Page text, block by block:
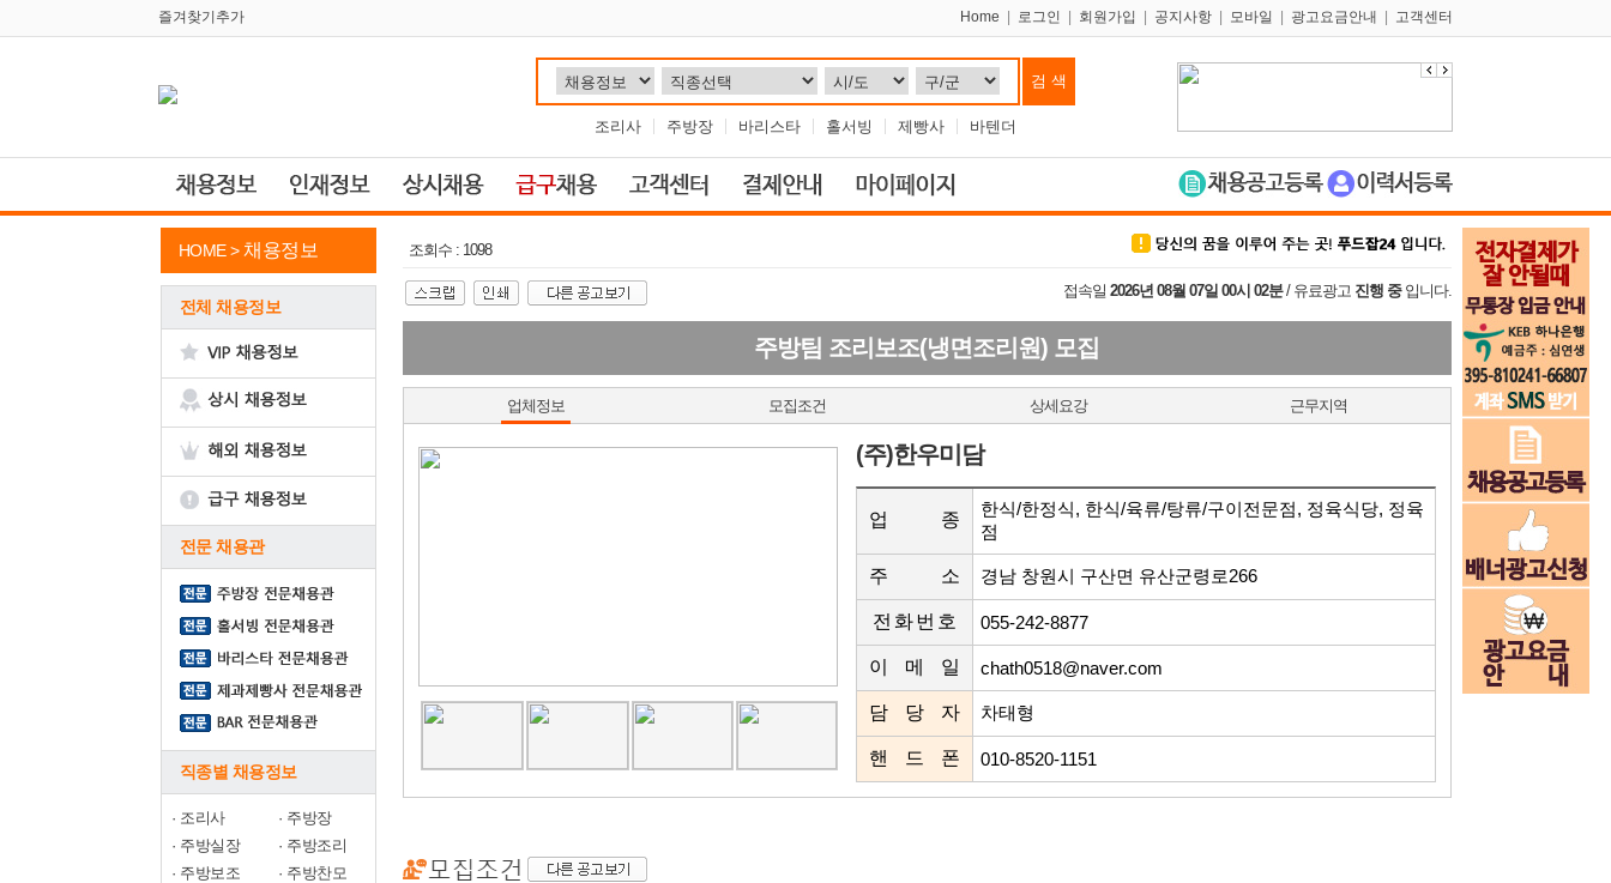
즐겨찾기추가 Home 로그인 회원가입 공지사항 모바일 광고요금안내 고객센터
조리사 주방장 바리스타 홀서빙 제빵사 바텐더
HOME > 채용정보
전체 채용정보
전문 채용관
직종별 채용정보
· 조리사 · 주방장
· 주방실장 · 주방조리
· 주방보조 · 주방찬모
조회수 : 1098
접속일 2026년 08월 07일 00시 02분/ 유료광고 진행 중입니다.
주방팀 조리보조(냉면조리원) 모집
업체정보 모집조건 상세요강 근무지역
(주)한우미담
업 종
한식/한정식, 한식/육류/탕류/구이전문점, 정육식당, 정육
점
주 소 경남 창원시 구산면 유산군령로266
전 화 번 호 055-242-8877
이 메 일 chath0518@naver.com
담 당 자 차태형
핸 드 폰 010-8520-1151